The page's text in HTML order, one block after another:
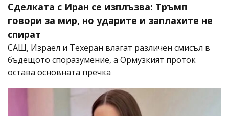
Сделката с Иран се изплъзва: Тръмп
говори за мир, но ударите и заплахите не
спират
САЩ, Израел и Техеран влагат различен смисъл в
бъдещото споразумение, а Ормузкият проток
остава основната пречка